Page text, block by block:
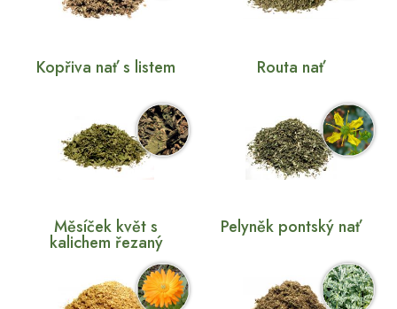
Kopřiva nať s listem Routa nať
Měsíček květ s
kalichem řezaný
Pelyněk pontský nať